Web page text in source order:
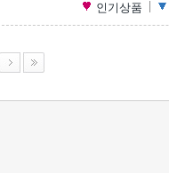
인기상품